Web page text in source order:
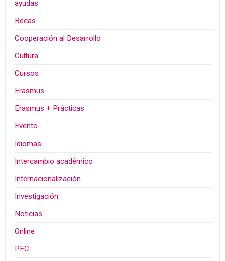
ayudas
Becas
Cooperación al Desarrollo
Cultura
Cursos
Erasmus
Erasmus + Prácticas
Evento
Idiomas
Intercambio académico
Internacionalización
Investigación
Noticias
Online
PFC